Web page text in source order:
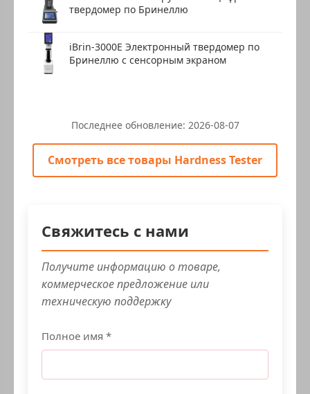
твердомер по Бринеллю
iBrin-3000E Электронный твердомер по
Бринеллю с сенсорным экраном
Последнее обновление: 2026-08-07
Смотреть все товары Hardness Tester
Свяжитесь с нами
Получите информацию о товаре,
коммерческое предложение или
техническую поддержку
Полное имя *